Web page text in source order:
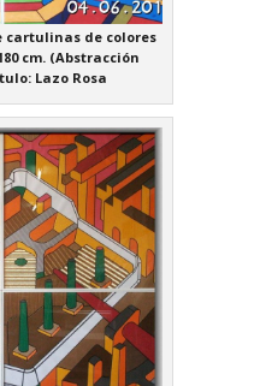
cartulinas de colores
cm. (Abstracción
Lazo Rosa